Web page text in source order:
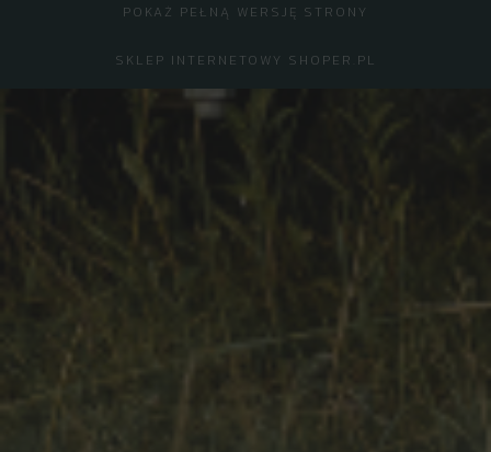
POKAŻ PEŁNĄ WERSJĘ STRONY
SKLEP INTERNETOWY SHOPER.PL